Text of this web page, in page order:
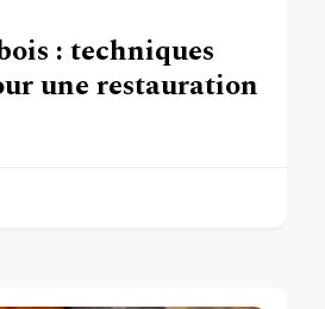
: techniques
une restauration